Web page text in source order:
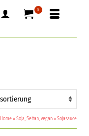
0
Home »Soja, Seitan, vegan »Sojasauce